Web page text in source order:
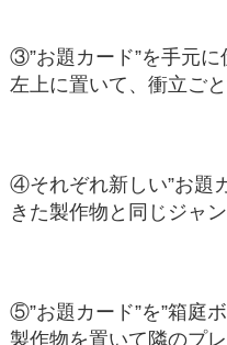
③”お題カード”を手元
左上に置いて、衝立ご
④それぞれ新しい”お題
きた製作物と同じジャ
⑤”お題カード”を”箱庭
製作物を置いて隣のプレ